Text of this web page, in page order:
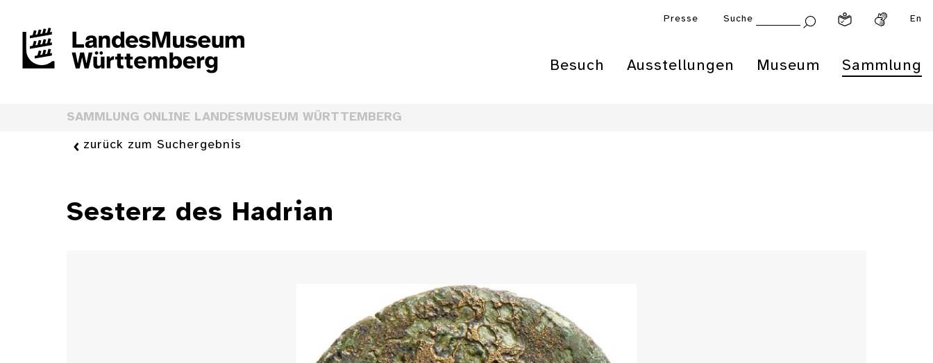
Presse Suche En
Besuch Ausstellungen Museum Sammlung
SAMMLUNG ONLINE LANDESMUSEUM WÜRTTEMBERG
zurück zum Suchergebnis
Sesterz des Hadrian